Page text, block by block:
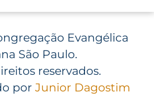
Evangélica
São Paulo.
reservados.
por Junior Dagostim